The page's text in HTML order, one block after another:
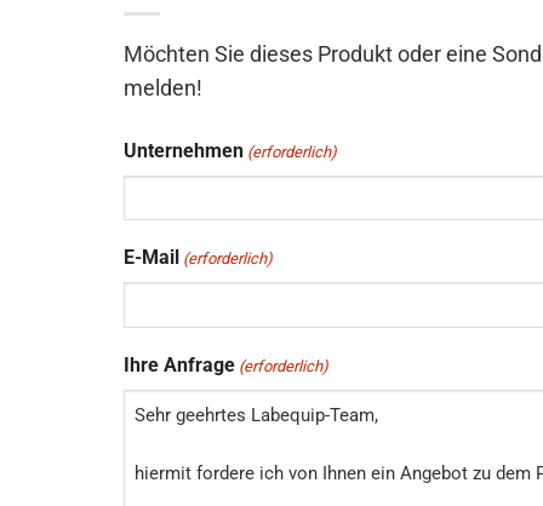
Möchten Sie dieses Produkt oder eine
melden!
Unternehmen (erforderlich)
E-Mail (erforderlich)
Ihre Anfrage (erforderlich)